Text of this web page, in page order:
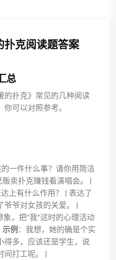
扑克阅读题答案
总
的扑克》常见的几种阅读
可以对照参考。
一件什么事？请你用简洁
卖扑克赚钱看演唱会。 |
上有什么作用？ | 表达了
爷爷对女孩的关爱。 |
，把“我”这时的心理活动
示例 ：我想，她的确是个实
得多，应该还是学生，说
间打工呢。 |